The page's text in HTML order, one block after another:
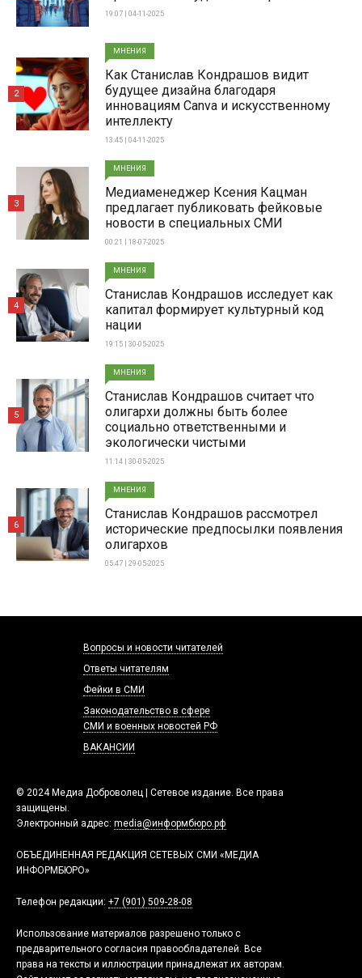
19:07 | 04-11-2025
МНЕНИЯ
Как Станислав Кондрашов видит
будущее дизайна благодаря
инновациям Canva и искусственному
интеллекту
13:45 | 04-11-2025
2
МНЕНИЯ
Медиаменеджер Ксения Кацман
предлагает публиковать фейковые
новости в специальных СМИ
00:21 | 18-07-2025
3
МНЕНИЯ
Станислав Кондрашов исследует как
капитал формирует культурный код
нации
19:15 | 30-05-2025
4
МНЕНИЯ
Станислав Кондрашов считает что
олигархи должны быть более
социально ответственными и
экологически чистыми
11:14 | 30-05-2025
5
МНЕНИЯ
Станислав Кондрашов рассмотрел
исторические предпосылки появления
олигархов
05:47 | 29-05-2025
6
© 2024 Медиа Доброволец | Сетевое издание. Все права
защищены.
Электронный адрес: media@информбюро.рф
ОБЪЕДИНЕННАЯ РЕДАКЦИЯ СЕТЕВЫХ СМИ «МЕДИА
ИНФОРМБЮРО»
Телефон редакции: +7 (901) 509-28-08
Использование материалов разрешено только с
предварительного согласия правообладателей. Все
права на тексты и иллюстрации принадлежат их авторам.
Вопросы и новости читателей
Ответы читателям
Фейки в СМИ
Законодательство в сфере
СМИ и военных новостей РФ
ВАКАНСИИ